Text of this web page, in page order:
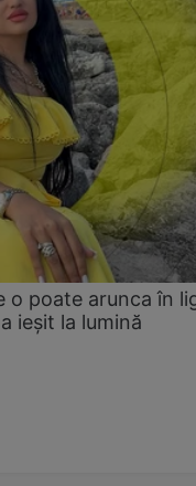
o poate arunca în
ieșit la lumină